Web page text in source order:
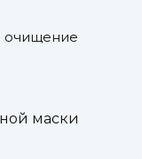
очищение
маски